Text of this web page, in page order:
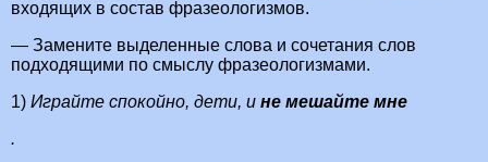
входящих в состав фразеологизмов.
— Замените выделенные слова и сочетания слов
подходящими по смыслу фразеологизмами.
1) Играйте спокойно, дети, и не мешайте мне
.